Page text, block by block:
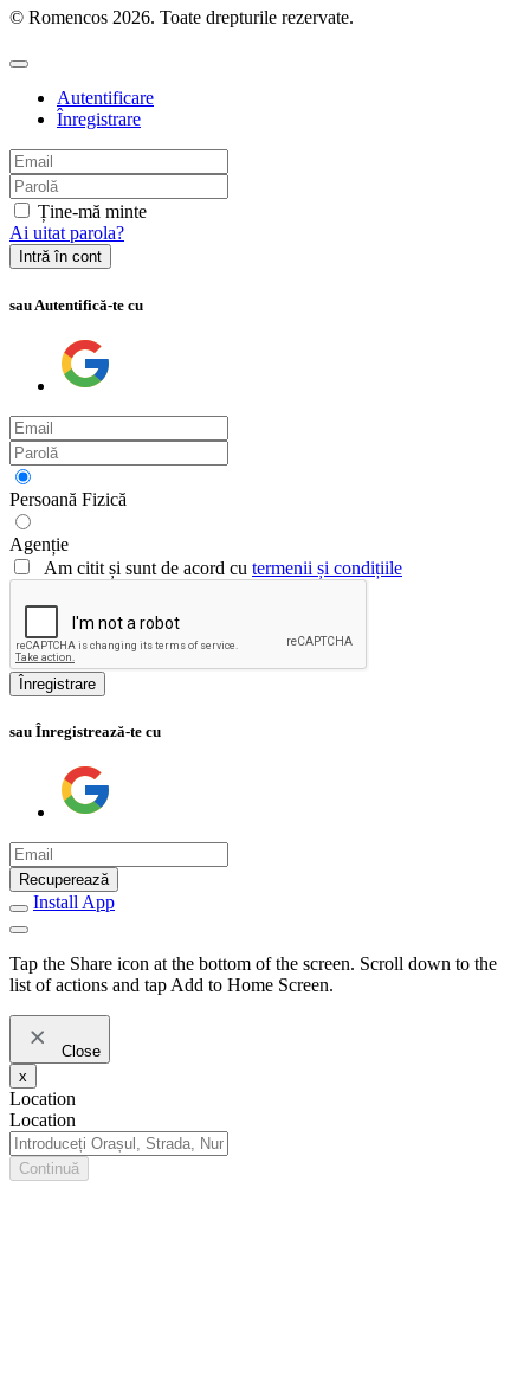
© Romencos 2026. Toate drepturile rezervate.
Autentificare
Înregistrare
Ține-mă minte
Ai uitat parola?
Intră în cont
sau Autentifică-te cu
Persoană Fizică
Agenție
Am citit și sunt de acord cu termenii și condițiile
Înregistrare
sau Înregistrează-te cu
Recuperează
Install App
Tap the Share icon at the bottom of the screen. Scroll down to the
list of actions and tap Add to Home Screen.
Close
x
Location
Location
Continuă